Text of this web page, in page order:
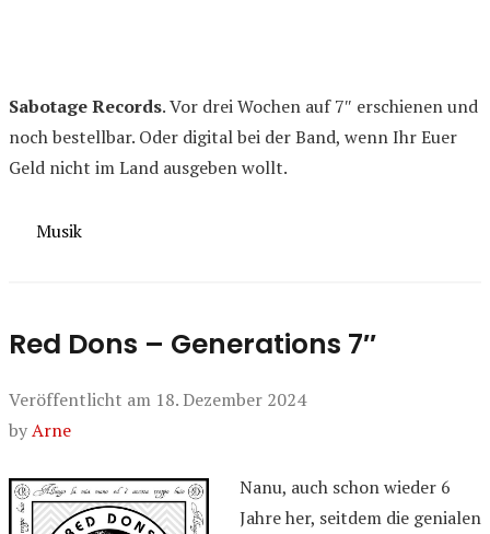
Sabotage Records. Vor drei Wochen auf 7″ erschienen und
noch bestellbar. Oder digital bei der Band, wenn Ihr Euer
Geld nicht im Land ausgeben wollt.
Kategorien
Musik
Red Dons – Generations 7″
Veröffentlicht am 18. Dezember 2024
byArne
Nanu, auch schon wieder 6
Jahre her, seitdem die genialen